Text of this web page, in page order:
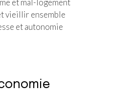
et mal-logement
vieillir ensemble
et autonomie